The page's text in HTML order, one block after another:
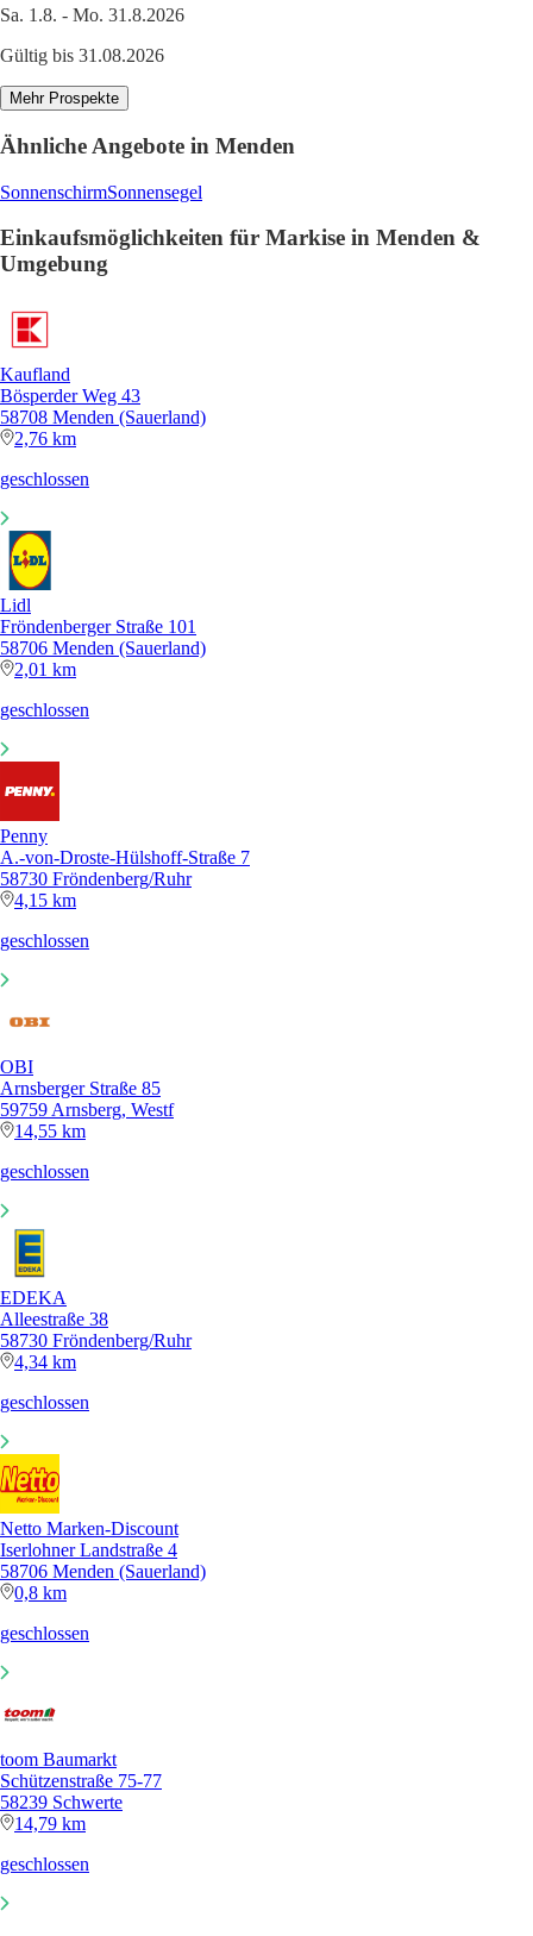
Sa. 1.8. - Mo. 31.8.2026
Gültig bis 31.08.2026
Mehr Prospekte
Ähnliche Angebote in Menden
SonnenschirmSonnensegel
Einkaufsmöglichkeiten für Markise in Menden &
Umgebung
Kaufland
Bösperder Weg 43
58708 Menden (Sauerland)
2,76 km
geschlossen
Lidl
Fröndenberger Straße 101
58706 Menden (Sauerland)
2,01 km
geschlossen
Penny
A.-von-Droste-Hülshoff-Straße 7
58730 Fröndenberg/Ruhr
4,15 km
geschlossen
OBI
Arnsberger Straße 85
59759 Arnsberg, Westf
14,55 km
geschlossen
EDEKA
Alleestraße 38
58730 Fröndenberg/Ruhr
4,34 km
geschlossen
Netto Marken-Discount
Iserlohner Landstraße 4
58706 Menden (Sauerland)
0,8 km
geschlossen
toom Baumarkt
Schützenstraße 75-77
58239 Schwerte
14,79 km
geschlossen